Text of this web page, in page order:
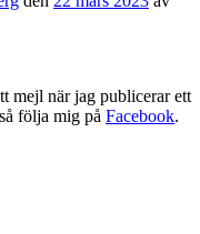
mejl när jag publicerar ett
följa mig på Facebook.